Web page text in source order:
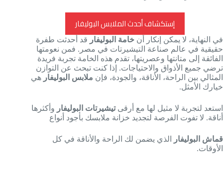
إستكشاف أحدث الملابس البوليفار
في النهاية، لا يمكن إنكار أن خامة البوليفار قد أحدثت طفرة
حقيقية في عالم صناعة التيشيرتات في مصر. فمن نعومتها
الفائقة إلى متانتها وعصريتها، تقدم هذه الخامة تجربة فريدة
ترضي جميع الأذواق والاحتياجات. إذا كنت تبحث عن التوازن
المثالي بين الراحة، الأناقة، والجودة، فإن ملابس البوليفار هي
خيارك الأمثل.
استعد لتجربة لا مثيل لها مع أرقىتيشيرتات البوليفار وأكثرها
أناقة. لا تفوت الفرصة لتجديد خزانة ملابسك بأجود أنواع
قماش البوليفار
الذي يضمن لك الراحة والأناقة في كل
الأوقات.